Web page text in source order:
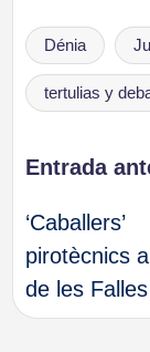
Etiquetas:
Dénia
tertulias y
de
Entrada
‘Caballers’
pirotècnics
de les Falles